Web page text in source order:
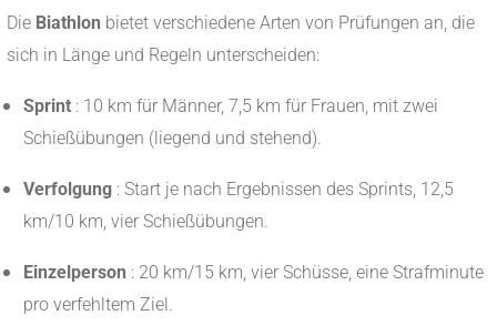
Die Biathlon bietet verschiedene Arten von Prüfungen an, die
sich in Länge und Regeln unterscheiden:
Sprint : 10 km für Männer, 7,5 km für Frauen, mit zwei
Schießübungen (liegend und stehend).
Verfolgung : Start je nach Ergebnissen des Sprints, 12,5
km/10 km, vier Schießübungen.
Einzelperson : 20 km/15 km, vier Schüsse, eine Strafminute
pro verfehltem Ziel.